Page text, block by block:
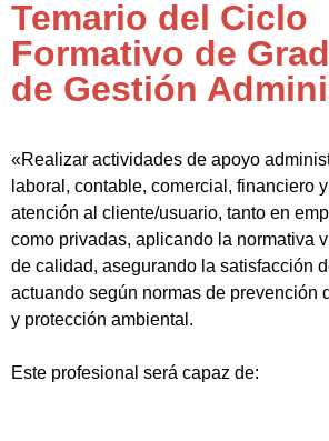
Temario del Ciclo
Formativo de
de Gestión
«Realizar actividades de apoyo
laboral, contable, comercial, financiero
atención al cliente/usuario, tanto en
como privadas, aplicando la normativa
de calidad, asegurando la satisfacción
actuando según normas de prevención
y protección ambiental.
Este profesional será capaz de: